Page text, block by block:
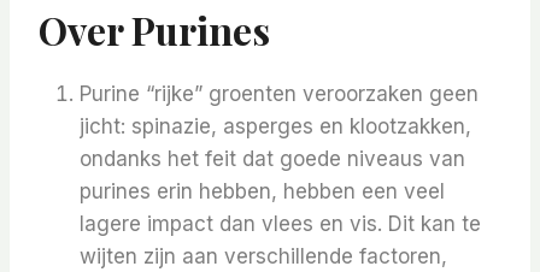
Over Purines
Purine “rijke” groenten veroorzaken geen
jicht: spinazie, asperges en klootzakken,
ondanks het feit dat goede niveaus van
purines erin hebben, hebben een veel
lagere impact dan vlees en vis. Dit kan te
wijten zijn aan verschillende factoren,